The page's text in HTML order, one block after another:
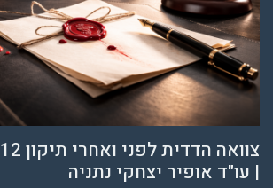
| עו"ד אופיר יצחקי נתניה